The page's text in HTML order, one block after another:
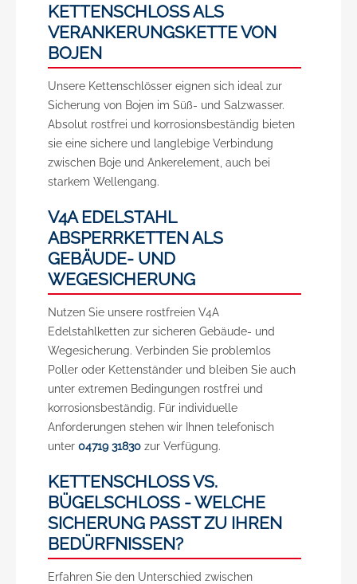
KETTENSCHLOSS ALS
VERANKERUNGSKETTE VON
BOJEN
Unsere Kettenschlösser eignen sich ideal zur
Sicherung von Bojen im Süß- und Salzwasser.
Absolut rostfrei und korrosionsbeständig bieten
sie eine sichere und langlebige Verbindung
zwischen Boje und Ankerelement, auch bei
starkem Wellengang.
V4A EDELSTAHL
ABSPERRKETTEN ALS
GEBÄUDE- UND
WEGESICHERUNG
Nutzen Sie unsere rostfreien V4A
Edelstahlketten zur sicheren Gebäude- und
Wegesicherung. Verbinden Sie problemlos
Poller oder Kettenständer und bleiben Sie auch
unter extremen Bedingungen rostfrei und
korrosionsbeständig. Für individuelle
Anforderungen stehen wir Ihnen telefonisch
unter 04719 31830 zur Verfügung.
KETTENSCHLOSS VS.
BÜGELSCHLOSS - WELCHE
SICHERUNG PASST ZU IHREN
BEDÜRFNISSEN?
Erfahren Sie den Unterschied zwischen